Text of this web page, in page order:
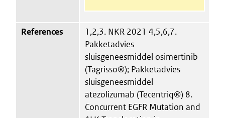
References
1,2,3. NKR 2021 4,5,6,7.
Pakketadvies
sluisgeneesmiddel osimertinib
(Tagrisso®); Pakketadvies
sluisgeneesmiddel
atezolizumab (Tecentriq®) 8.
Concurrent EGFR Mutation and